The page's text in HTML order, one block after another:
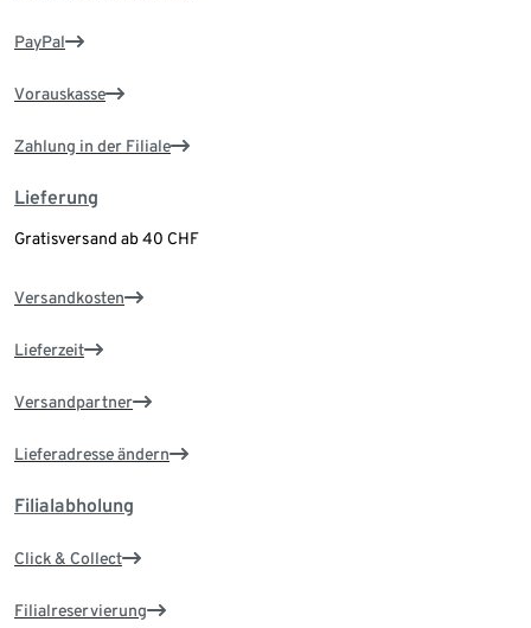
PayPal
Vorauskasse
Zahlung in der Filiale
Lieferung
Gratisversand ab 40 CHF
Versandkosten
Lieferzeit
Versandpartner
Lieferadresse ändern
Filialabholung
Click & Collect
Filialreservierung